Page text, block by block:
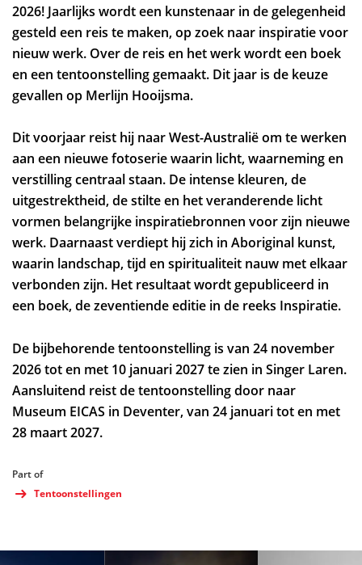
2026! Jaarlijks wordt een kunstenaar in de gelegenheid
gesteld een reis te maken, op zoek naar inspiratie voor
nieuw werk. Over de reis en het werk wordt een boek
en een tentoonstelling gemaakt. Dit jaar is de keuze
gevallen op Merlijn Hooijsma.
Dit voorjaar reist hij naar West-Australië om te werken
aan een nieuwe fotoserie waarin licht, waarneming en
verstilling centraal staan. De intense kleuren, de
uitgestrektheid, de stilte en het veranderende licht
vormen belangrijke inspiratiebronnen voor zijn nieuwe
werk. Daarnaast verdiept hij zich in Aboriginal kunst,
waarin landschap, tijd en spiritualiteit nauw met elkaar
verbonden zijn. Het resultaat wordt gepubliceerd in
een boek, de zeventiende editie in de reeks Inspiratie.
De bijbehorende tentoonstelling is van 24 november
2026 tot en met 10 januari 2027 te zien in Singer Laren.
Aansluitend reist de tentoonstelling door naar
Museum EICAS in Deventer, van 24 januari tot en met
28 maart 2027.
Part of
Tentoonstellingen